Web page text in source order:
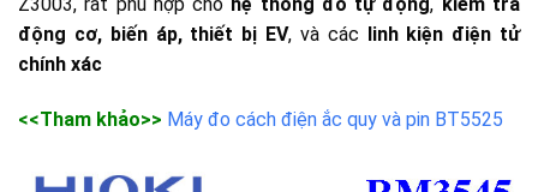
động cơ, biến áp, thiết bị EV, và các linh kiện điện tử
chính xác
<<Tham khảo>> Máy đo cách điện ắc quy và pin BT5525